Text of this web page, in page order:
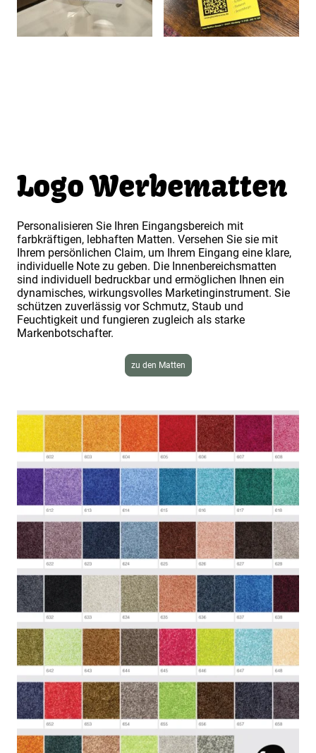
Logo Werbematten
Personalisieren Sie Ihren Eingangsbereich mit
farbkräftigen, lebhaften Matten. Versehen Sie sie mit
Ihrem persönlichen Claim, um Ihrem Eingang eine klare,
individuelle Note zu geben. Die Innenbereichsmatten
sind individuell bedruckbar und ermöglichen Ihnen ein
dynamisches, wirkungsvolles Marketinginstrument. Sie
schützen zuverlässig vor Schmutz, Staub und
Feuchtigkeit und fungieren zugleich als starke
Markenbotschafter.
zu den Matten